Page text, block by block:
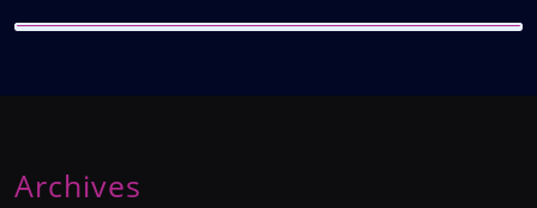
Archives